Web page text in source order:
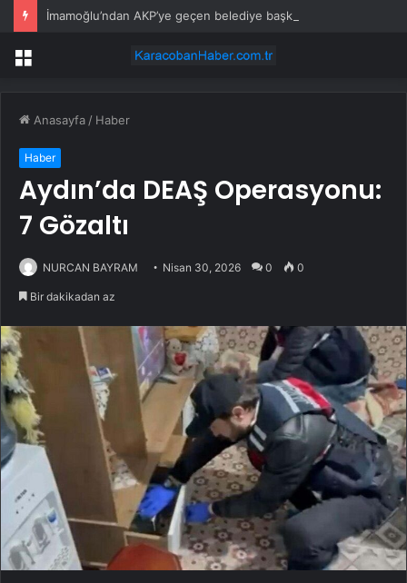
İmamoğlu’ndan AKP’ye geçen belediye başkanlarına tepki
Menü
Anasayfa / Haber
Haber
Aydın’da DEAŞ Operasyonu:
7 Gözaltı
NURCAN BAYRAM Nisan 30, 2026 0 0
Bir dakikadan az